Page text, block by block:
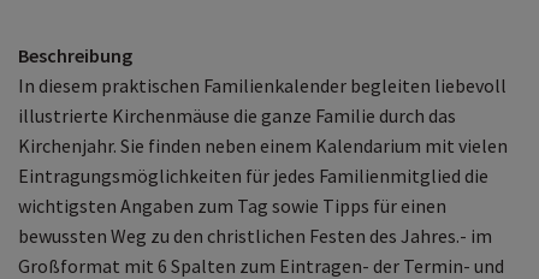
Beschreibung
In diesem praktischen Familienkalender begleiten liebevoll
illustrierte Kirchenmäuse die ganze Familie durch das
Kirchenjahr. Sie finden neben einem Kalendarium mit vielen
Eintragungsmöglichkeiten für jedes Familienmitglied die
wichtigsten Angaben zum Tag sowie Tipps für einen
bewussten Weg zu den christlichen Festen des Jahres.- im
Großformat mit 6 Spalten zum Eintragen- der Termin- und